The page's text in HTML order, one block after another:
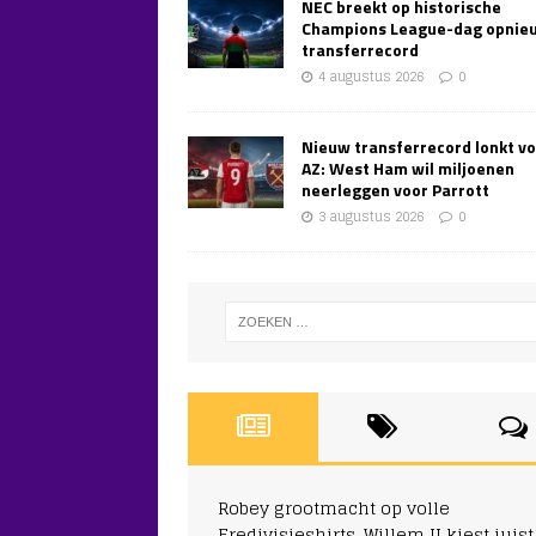
NEC breekt op historische
Champions League-dag
transferrecord
4 augustus 2026 0
Nieuw transferrecord lonkt
AZ: West Ham wil miljoenen
neerleggen voor Parrott
3 augustus 2026 0
Robey grootmacht op volle